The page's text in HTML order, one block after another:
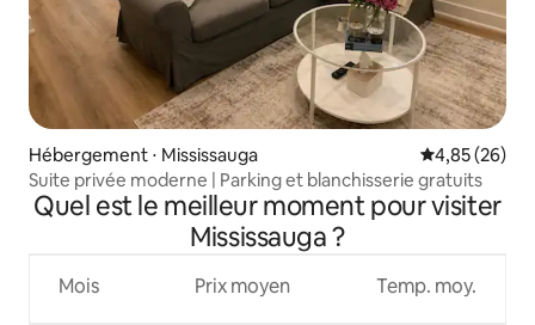
Hébergement ⋅ Mississauga Évaluation
4,85 (26)
Suite privée moderne | Parking et blanchisserie gratuits
Quel est le meilleur moment pour visiter
Mississauga ?
Mois Prix moyen Temp. moy.